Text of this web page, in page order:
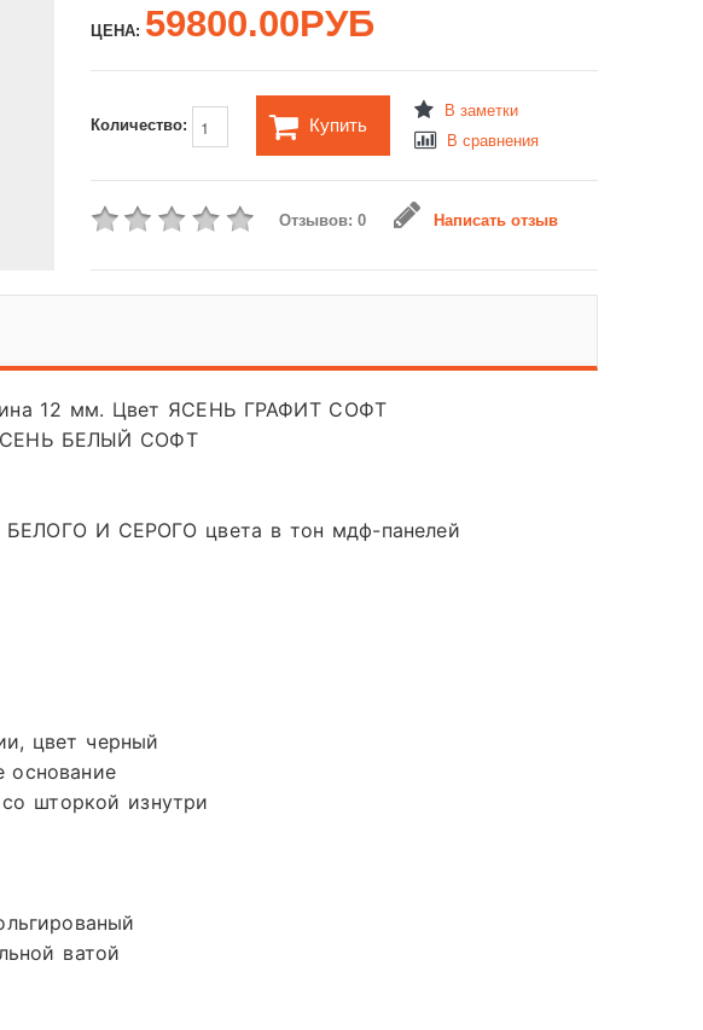
ЦЕНА: 59800.00РУБ
Количество: Купить
В заметки
В сравнения
Отзывов: 0 Написать отзыв
12 мм. Цвет ЯСЕНЬ ГРАФИТ СОФТ
БЕЛЫЙ СОФТ
БЕЛОГО И СЕРОГО цвета в тон мдф-панелей
цвет черный
основание
шторкой изнутри
ватой